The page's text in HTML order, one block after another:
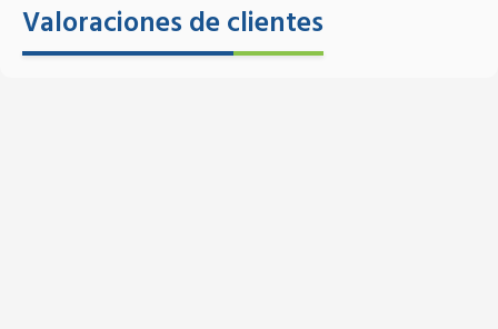
Valoraciones de clientes